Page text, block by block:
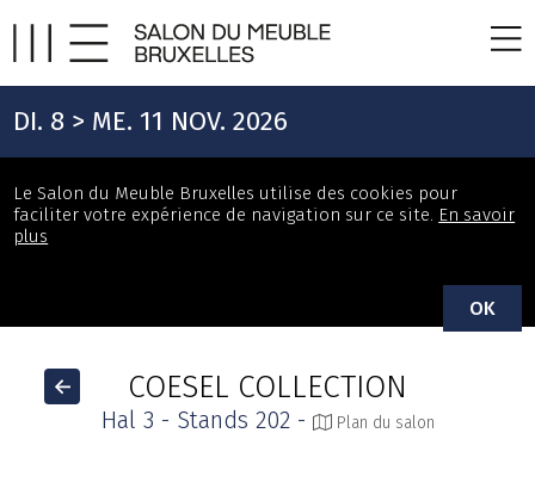
DI. 8 > ME. 11 NOV. 2026
Le Salon du Meuble Bruxelles utilise des cookies pour
faciliter votre expérience de navigation sur ce site. En savoir
plus
OK
COESEL COLLECTION
Hal 3 - Stands 202 - Plan du salon